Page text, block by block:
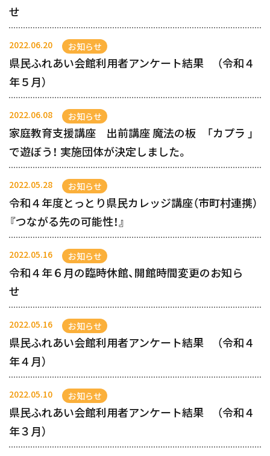
せ
2022.06.20 お知らせ
県民ふれあい会館利用者アンケート結果 （令和４
年５月）
2022.06.08 お知らせ
家庭教育支援講座 出前講座 魔法の板 「カプラ 」
で遊ぼう！ 実施団体が決定しました。
2022.05.28 お知らせ
令和４年度とっとり県民カレッジ講座（市町村連携）
『つながる先の可能性！』
2022.05.16 お知らせ
令和４年６月の臨時休館、開館時間変更のお知ら
せ
2022.05.16 お知らせ
県民ふれあい会館利用者アンケート結果 （令和４
年４月）
2022.05.10 お知らせ
県民ふれあい会館利用者アンケート結果 （令和４
年３月）